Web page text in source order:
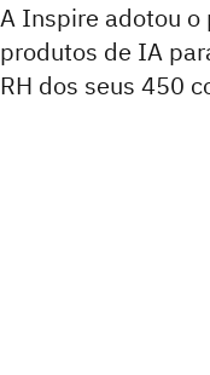
A Inspire adotou
produtos de IA
RH dos seus 450